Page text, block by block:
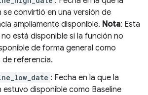
se convirtió en una versión de
ampliamente disponible. Nota: Esta
está disponible si la función no
de forma general como
de referencia.
: Fecha en la que la
estuvo disponible como Baseline